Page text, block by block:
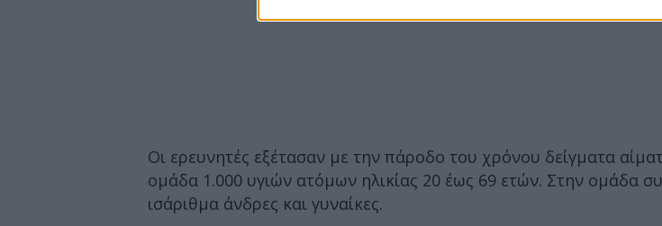
Οι ερευνητές εξέτασαν με την πάροδο του χρόνου δείγματα
ομάδα 1.000 υγιών ατόμων ηλικίας 20 έως 69 ετών. Στην ομάδα
ισάριθμα άνδρες και γυναίκες.